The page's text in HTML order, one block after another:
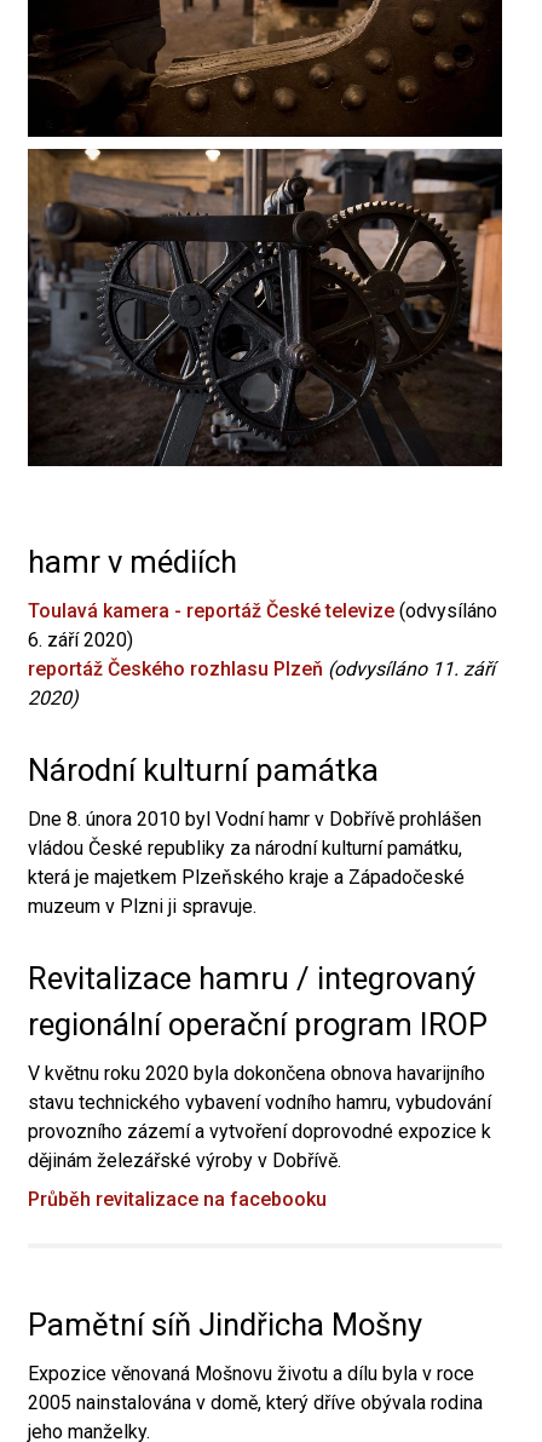
hamr v médiích
Toulavá kamera - reportáž České televize (odvysíláno
6. září 2020)
reportáž Českého rozhlasu Plzeň (odvysíláno 11. září
2020)
Národní kulturní památka
Dne 8. února 2010 byl Vodní hamr v Dobřívě prohlášen
vládou České republiky za národní kulturní památku,
která je majetkem Plzeňského kraje a Západočeské
muzeum v Plzni ji spravuje.
Revitalizace hamru / integrovaný
regionální operační program IROP
V květnu roku 2020 byla dokončena obnova havarijního
stavu technického vybavení vodního hamru, vybudování
provozního zázemí a vytvoření doprovodné expozice k
dějinám železářské výroby v Dobřívě.
Průběh revitalizace na facebooku
Pamětní síň Jindřicha Mošny
Expozice věnovaná Mošnovu životu a dílu byla v roce
2005 nainstalována v domě, který dříve obývala rodina
jeho manželky.